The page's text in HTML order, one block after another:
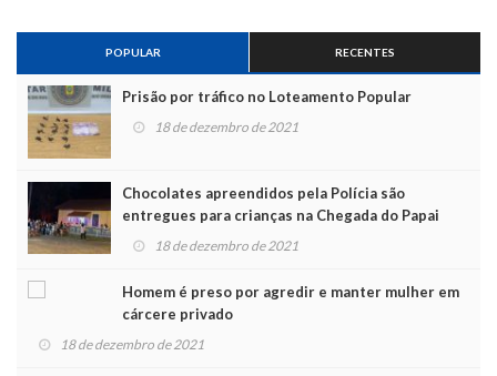
POPULAR RECENTES
Prisão por tráfico no Loteamento Popular
18 de dezembro de 2021
Chocolates apreendidos pela Polícia são
entregues para crianças na Chegada do Papai
Noel
18 de dezembro de 2021
Homem é preso por agredir e manter mulher em
cárcere privado
18 de dezembro de 2021